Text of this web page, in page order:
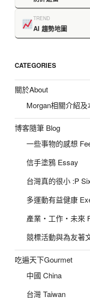
TREND
AI 趨勢地圖
CATEGORIES
關於About
Morgan相關介紹
博客隨筆 Blog
一些事物的感想
信手塗鴉 Essay
台灣真的很小 :P
多運動有益健康
產業‧工作‧未來
競標活動與為友著
吃遍天下Gourmet
中國 China
台灣 Taiwan